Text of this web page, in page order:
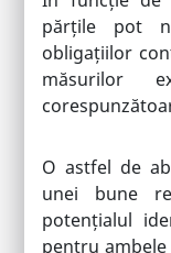
părțile pot
obligațiilor
măsurilor
O astfel de
unei bune
potențialul
pentru